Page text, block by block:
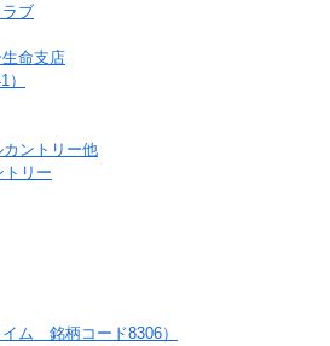
ブ
命支店
ントリー他
リー
ム 銘柄コード8306）